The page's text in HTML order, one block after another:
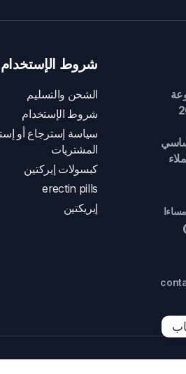
2005
شروط الإستخدام
الشحن والتسليم
شروط الإستخدام
سياسة إسترجاع أو
المشتريات
كبسولات إيركتين
erectin pills
إيريكتين